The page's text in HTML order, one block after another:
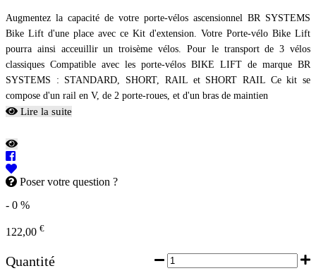
Augmentez la capacité de votre porte-vélos ascensionnel BR SYSTEMS
Bike Lift d'une place avec ce Kit d'extension. Votre Porte-vélo Bike Lift
pourra ainsi acceuillir un troisème vélos. Pour le transport de 3 vélos
classiques Compatible avec les porte-vélos BIKE LIFT de marque BR
SYSTEMS : STANDARD, SHORT, RAIL et SHORT RAIL Ce kit se
compose d'un rail en V, de 2 porte-roues, et d'un bras de maintien
Lire la suite
Poser votre question ?
- 0 %
122,00 €
Quantité